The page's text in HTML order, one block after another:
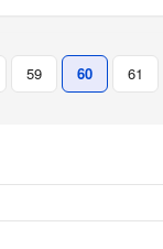
59 60 61